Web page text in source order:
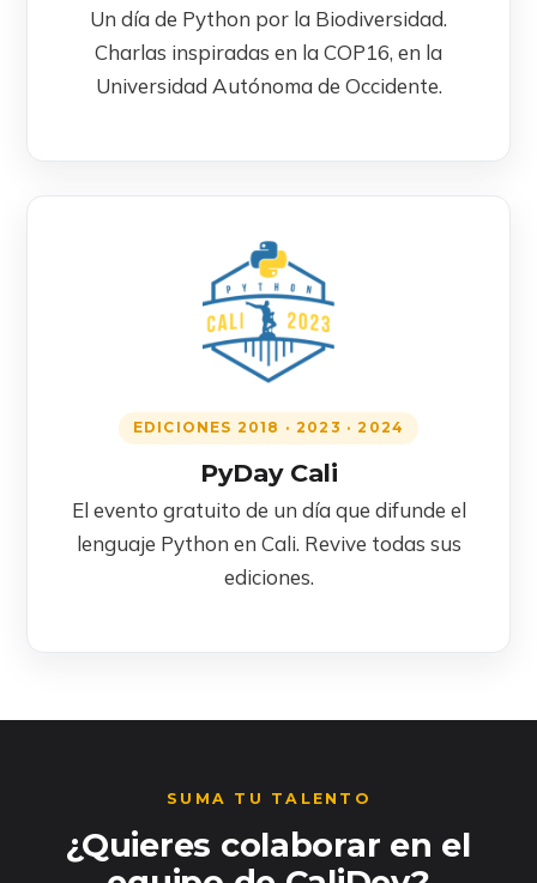
Un día de Python por la Biodiversidad.
Charlas inspiradas en la COP16, en la
Universidad Autónoma de Occidente.
EDICIONES 2018 · 2023 · 2024
PyDay Cali
El evento gratuito de un día que difunde el
lenguaje Python en Cali. Revive todas sus
ediciones.
SUMA TU TALENTO
¿Quieres colaborar en el